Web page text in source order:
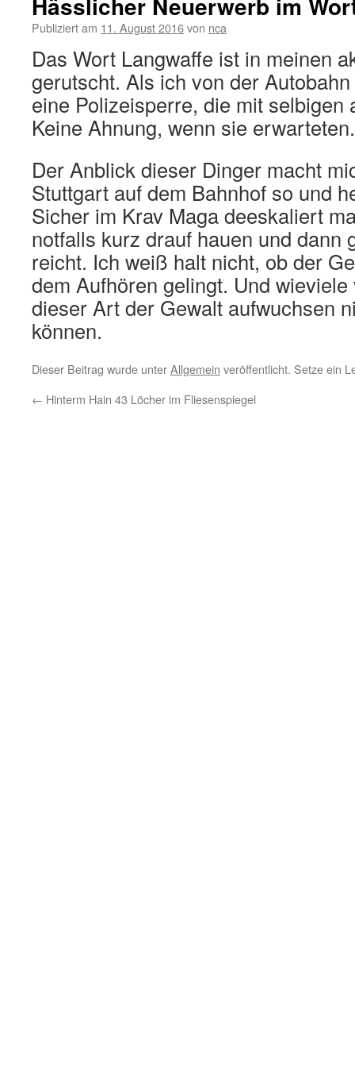
Publiziert am 11. August 2016von nca
Das Wort Langwaffe ist in meinen
gerutscht. Als ich von der
eine Polizeisperre, die mit selbigen
Keine Ahnung, wenn sie erwarteten.
Der Anblick dieser Dinger macht
Stuttgart auf dem Bahnhof so und
Sicher im Krav Maga deeskaliert
notfalls kurz drauf hauen und dann
reicht. Ich weiß halt nicht, ob der
dem Aufhören gelingt. Und
dieser Art der Gewalt aufwuchsen
können.
Dieser Beitrag wurde unterAllgemein veröffentlicht. Setze ein
← Hinterm Hain 43 Löcher im Fliesenspiegel